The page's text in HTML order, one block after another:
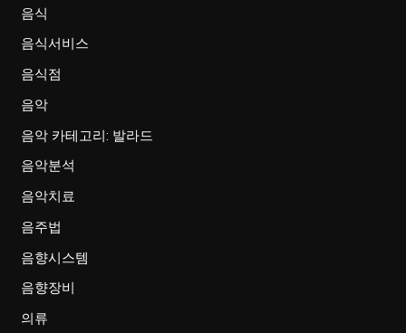
음식
음식서비스
음식점
음악
음악 카테고리: 발라드
음악분석
음악치료
음주법
음향시스템
음향장비
의류